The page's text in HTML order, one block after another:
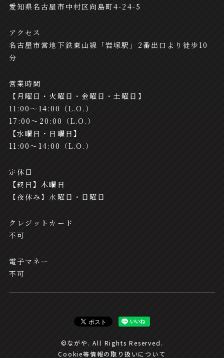
愛知県名古屋市中村区向島町4-24-5
アクセス
名古屋市営地下鉄東山線「岩塚駅」2番出口より徒歩10
分
営業時間
【月曜日・火曜日・金曜日・土曜日】
11:00～14:00（L.O.）
17:00～20:00（L.O.）
【水曜日・日曜日】
11:00～14:00（L.O.）
定休日
【終日】木曜日
【夜休み】水曜日・日曜日
クレジットカード
不可
電子マネー
不可
©ながや. All Rights Reserved.
Cookie等情報の取り扱いについて